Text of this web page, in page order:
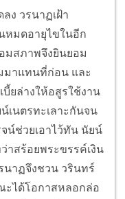
ง วรนาฏเฝ้า
หมดอายุไขในอีก
มสภาพจึงยินยอม
มาแทนที่ก่อน และ
ยล่างให้อสูรใช้งาน
เนตรทะเลาะกันจน
น์ช่วยเอาไว้ทัน นัยน์
าสร้อยพระขรรค์เงิน
นาฏจึงชวน วรินทร์
ะได้โอกาสหลอกล่อ